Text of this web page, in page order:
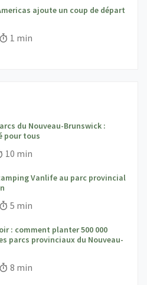
ajoute un coup de départ
Temps de lecture:
1 min
du Nouveau-Brunswick :
pour tous
Temps de lecture:
10 min
Vanlife au parc provincial
Temps de lecture:
5 min
: comment planter 500 000
parcs provinciaux du Nouveau-
Temps de lecture:
8 min